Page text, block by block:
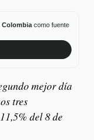
Colombiacomo fuente
mejor día
tres
del 8 de